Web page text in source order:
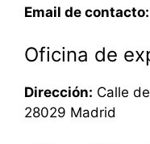
Email de contacto:
Oficina de
Dirección: Calle
28029 Madrid